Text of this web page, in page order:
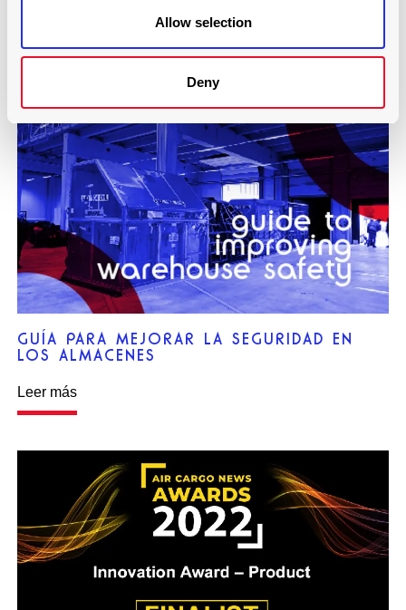
Allow selection
Deny
LA PLANIFICACIÓN DE LA CAPACIDAD
Leer más
GUÍA PARA MEJORAR LA SEGURIDAD EN
LOS ALMACENES
Leer más